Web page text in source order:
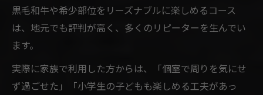
黒毛和牛や希少部位をリーズナブルに楽しめるコース
は、地元でも評判が高く、多くのリピーターを生んでい
ます。
実際に家族で利用した方からは、「個室で周りを気にせ
ず過ごせた」「小学生の子どもも楽しめる工夫があっ